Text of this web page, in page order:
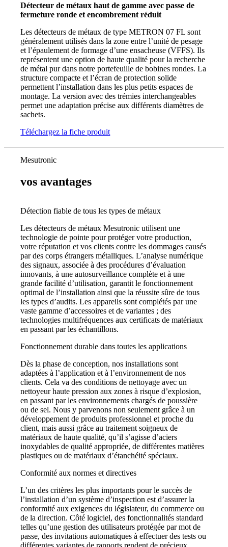
Détecteur de métaux haut de gamme avec passe de
fermeture ronde et encombrement réduit
Les détecteurs de métaux de type METRON 07 FL sont
généralement utilisés dans la zone entre l’unité de pesage
et l’épaulement de formage d’une ensacheuse (VFFS). Ils
représentent une option de haute qualité pour la recherche
de métal pur dans notre portefeuille de bobines rondes. La
structure compacte et l’écran de protection solide
permettent l’installation dans les plus petits espaces de
montage. La version avec des trémies interchangeables
permet une adaptation précise aux différents diamètres de
sachets.
Téléchargez la fiche produit
Mesutronic
vos avantages
Détection fiable de tous les types de métaux
Les détecteurs de métaux Mesutronic utilisent une
technologie de pointe pour protéger votre production,
votre réputation et vos clients contre les dommages causés
par des corps étrangers métalliques. L’analyse numérique
des signaux, associée à des procédures d’évaluation
innovants, à une autosurveillance complète et à une
grande facilité d’utilisation, garantit le fonctionnement
optimal de l’installation ainsi que la réussite sûre de tous
les types d’audits. Les appareils sont complétés par une
vaste gamme d’accessoires et de variantes ; des
technologies multifréquences aux certificats de matériaux
en passant par les échantillons.
Fonctionnement durable dans toutes les applications
Dès la phase de conception, nos installations sont
adaptées à l’application et à l’environnement de nos
clients. Cela va des conditions de nettoyage avec un
nettoyeur haute pression aux zones à risque d’explosion,
en passant par les environnements chargés de poussière
ou de sel. Nous y parvenons non seulement grâce à un
développement de produits professionnel et proche du
client, mais aussi grâce au traitement soigneux de
matériaux de haute qualité, qu’il s’agisse d’aciers
inoxydables de qualité appropriée, de différentes matières
plastiques ou de matériaux d’étanchéité spéciaux.
Conformité aux normes et directives
L’un des critères les plus importants pour le succès de
l’installation d’un système d’inspection est d’assurer la
conformité aux exigences du législateur, du commerce ou
de la direction. Côté logiciel, des fonctionnalités standard
telles qu’une gestion des utilisateurs protégée par mot de
passe, des invitations automatiques à effectuer des tests ou